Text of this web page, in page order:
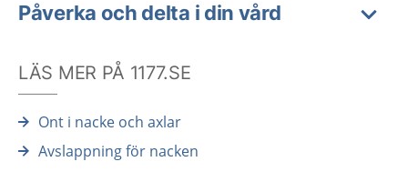
Påverka och delta i din vård
LÄS MER PÅ 1177.SE
Ont i nacke och axlar
Avslappning för nacken